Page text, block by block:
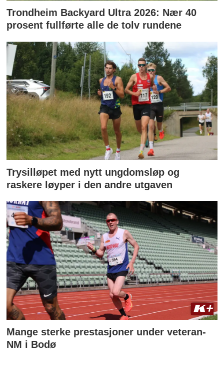
Trondheim Backyard Ultra 2026: Nær 40
prosent fullførte alle de tolv rundene
Trysilløpet med nytt ungdomsløp og
raskere løyper i den andre utgaven
Mange sterke prestasjoner under veteran-
NM i Bodø